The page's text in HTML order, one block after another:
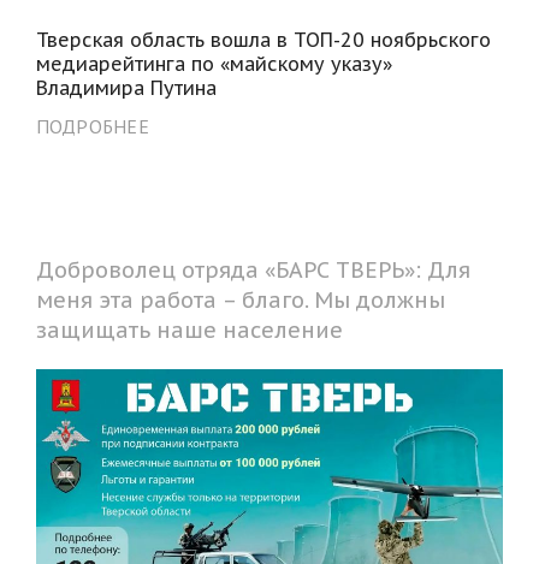
Тверская область вошла в ТОП-20 ноябрьского
медиарейтинга по «майскому указу»
Владимира Путина
ПОДРОБНЕЕ
Доброволец отряда «БАРС ТВЕРЬ»: Для
меня эта работа – благо. Мы должны
защищать наше население